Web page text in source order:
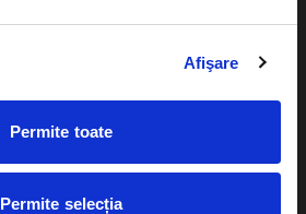
Afişare
Permite toate
Permite selecția
Cum comand bilete?